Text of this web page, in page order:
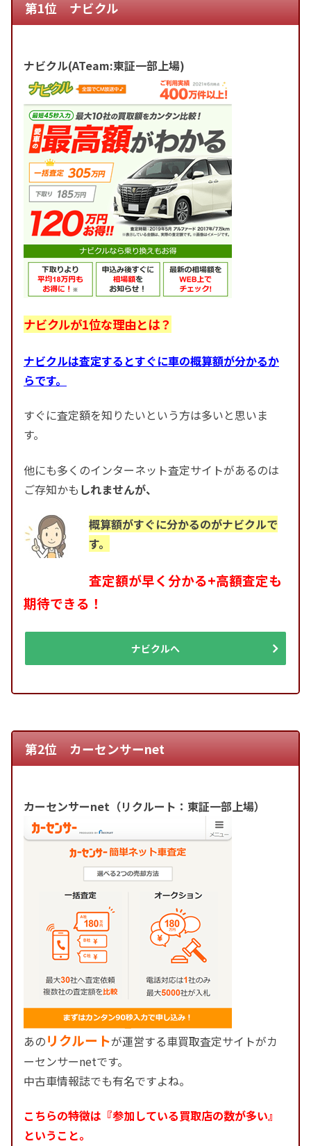
第1位 ナビクル
ナビクル(ATeam:東証一部上場)
ナビクルが1位な理由とは？
ナビクルは査定するとすぐに車の概算額が分かるか
らです。
すぐに査定額を知りたいという方は多いと思いま
す。
他にも多くのインターネット査定サイトがあるのは
ご存知かも しれませんが、
概算額がすぐに分かるのがナビクルで
す。
査定額が早く分かる+高額査定も
期待できる！
ナビクルへ
第2位 カーセンサーnet
カーセンサーnet（リクルート：東証一部上場）
あのリクルートが運営する車買取査定サイトがカ
ーセンサーnetです。
中古車情報誌でも有名ですよね。
こちらの特徴は『参加している買取店の数が多い』
ということ。